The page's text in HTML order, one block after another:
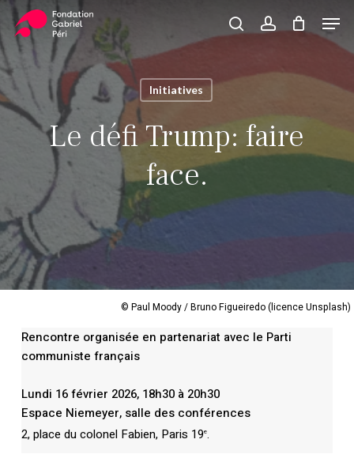
Skip
main
content
searchaccount
Panier Close
Initiatives
Le défi Trump: faire
face.
© Paul Moody / Bruno Figueiredo (licence Unsplash)
Rencontre organisée en partenariat avec le Parti
communiste français
Lundi 16 février 2026, 18h30 à 20h30
Espace Niemeyer, salle des conférences
2, place du colonel Fabien, Paris 19e.
Close